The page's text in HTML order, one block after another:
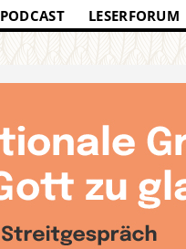
PODCAST LESERFORUM